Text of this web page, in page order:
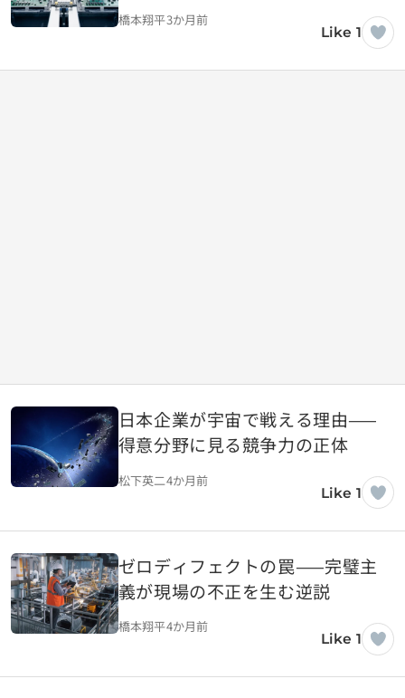
橋本翔平3か月前
Like 1
日本企業が宇宙で戦える理由——
得意分野に見る競争力の正体
松下英二4か月前
Like 1
ゼロディフェクトの罠——完璧主
義が現場の不正を生む逆説
橋本翔平4か月前
Like 1